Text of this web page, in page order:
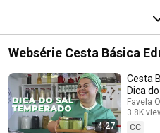
Websérie Cesta Básica
4:27
Cesta
Dica
com
de
Favela
3.8K
CC